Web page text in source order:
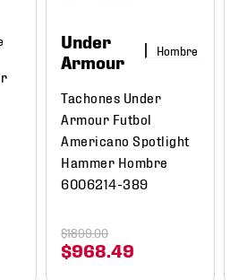
Under
Armour
Hombre
Tachones Under
Armour Futbol
Americano Spotlight
Hammer Hombre
6006214-389
$968 .49
$1899.00